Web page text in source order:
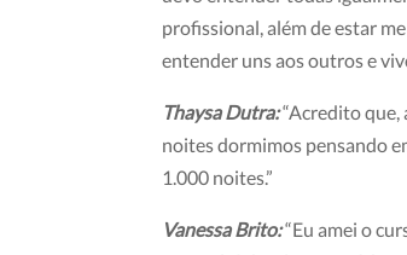
profissional, além de estar
entender uns aos outros e
Thaysa Dutra:“Acredito que,
noites dormimos pensando
1.000 noites.”
Vanessa Brito:“Eu amei o